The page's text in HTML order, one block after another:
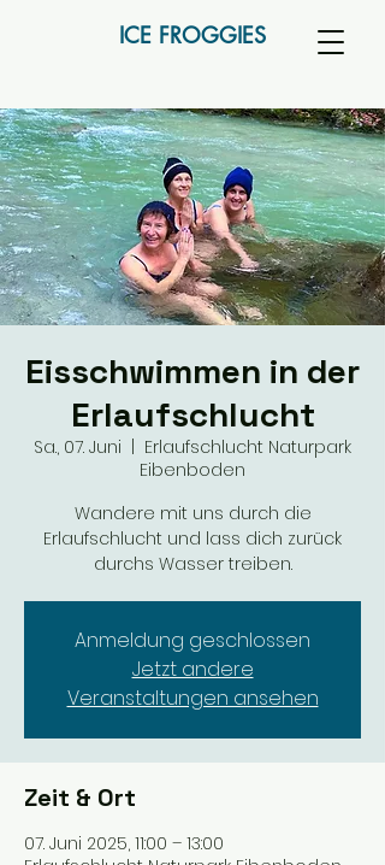
ICE FROGGIES
Eisschwimmen in der
Erlaufschlucht
Sa., 07. Juni
Erlaufschlucht Naturpark
Eibenboden
Wandere mit uns durch die
Erlaufschlucht und lass dich zurück
durchs Wasser treiben.
Anmeldung geschlossen
Jetzt andere
Veranstaltungen ansehen
Zeit & Ort
07. Juni 2025, 11:00 – 13:00